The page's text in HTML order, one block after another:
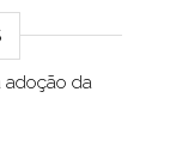
adoção da